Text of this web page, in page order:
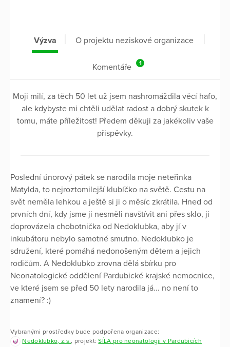
Výzva O projektu neziskové organizace
Komentáře 1
Moji milí, za těch 50 let už jsem nashromáždila věcí hafo,
ale kdybyste mi chtěli udělat radost a dobrý skutek k
tomu, máte příležitost! Předem děkuji za jakékoliv vaše
přispěvky.
Poslední únorový pátek se narodila moje neteřinka
Matylda, to nejroztomilejší klubíčko na světě. Cestu na
svět neměla lehkou a ještě si ji o měsíc zkrátila. Hned od
prvních dní, kdy jsme ji nesměli navštívit ani přes sklo, ji
doprovázela chobotnička od Nedoklubka, aby jí v
inkubátoru nebylo samotné smutno. Nedoklubko je
sdružení, které pomáhá nedonošeným dětem a jejich
rodičům. A Nedoklubko zrovna dělá sbírku pro
Neonatologické oddělení Pardubické krajské nemocnice,
ve které jsem se před 50 lety narodila já... no není to
znamení? :)
Vybranými prostředky bude podpořena organizace:
Nedoklubko, z.s., projekt:SÍLA pro neonatologii v Pardubicích